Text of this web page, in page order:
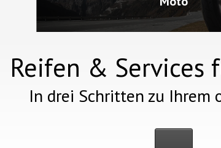
Reifen & Services
In drei Schritten zu Ihrem